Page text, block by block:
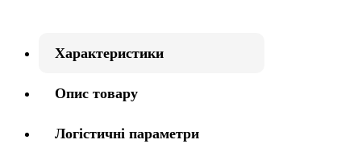
Характеристики
Опис товару
Логістичні параметри